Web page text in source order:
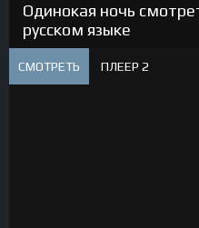
Одинокая ночь
русском языке
СМОТРЕТЬ ПЛЕЕР 2